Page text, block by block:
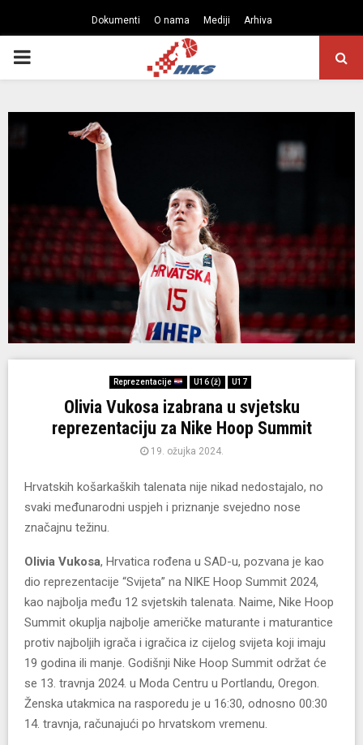
Dokumenti O nama Mediji Arhiva
PRIMARY
Reprezentacije U16 (ž) U17
Olivia Vukosa izabrana u svjetsku
reprezentaciju za Nike Hoop Summit
19. ožujka 2024.
Hrvatskih košarkaških talenata nije nikad nedostajalo, no
svaki međunarodni uspjeh i priznanje svejedno nose
značajnu težinu.
Olivia Vukosa, Hrvatica rođena u SAD-u, pozvana je kao
dio reprezentacije “Svijeta” na NIKE Hoop Summit 2024,
kao najbolja među 12 svjetskih talenata. Naime, Nike Hoop
Summit okuplja najbolje američke maturante i maturantice
protiv najboljih igrača i igračica iz cijelog svijeta koji imaju
19 godina ili manje. Godišnji Nike Hoop Summit održat će
se 13. travnja 2024. u Moda Centru u Portlandu, Oregon.
Ženska utakmica na rasporedu je u 16:30, odnosno 00:30
14. travnja, računajući po hrvatskom vremenu.